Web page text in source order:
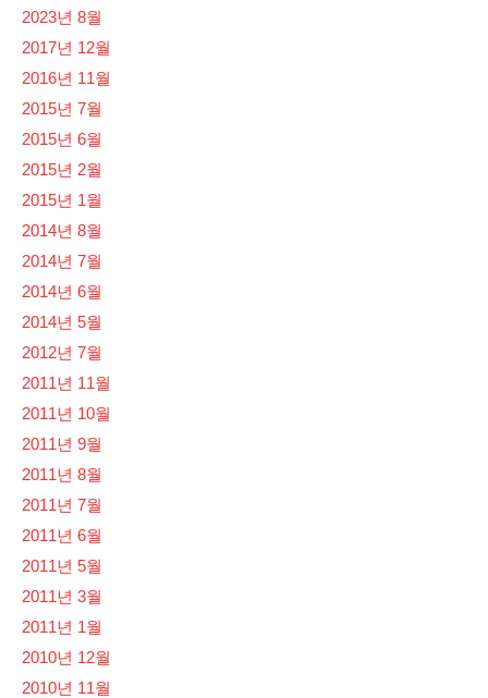
2023년 8월
2017년 12월
2016년 11월
2015년 7월
2015년 6월
2015년 2월
2015년 1월
2014년 8월
2014년 7월
2014년 6월
2014년 5월
2012년 7월
2011년 11월
2011년 10월
2011년 9월
2011년 8월
2011년 7월
2011년 6월
2011년 5월
2011년 3월
2011년 1월
2010년 12월
2010년 11월